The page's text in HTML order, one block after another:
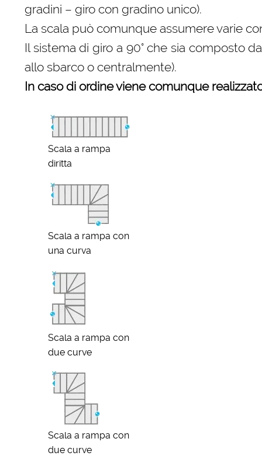
gradini – giro con gradino unico).
La scala può comunque assumere varie
Il sistema di giro a 90° che sia composto
allo sbarco o centralmente).
In caso di ordine viene comunque
Scala a rampa
diritta
Scala a rampa con
una curva
Scala a rampa con
due curve
Scala a rampa con
due curve